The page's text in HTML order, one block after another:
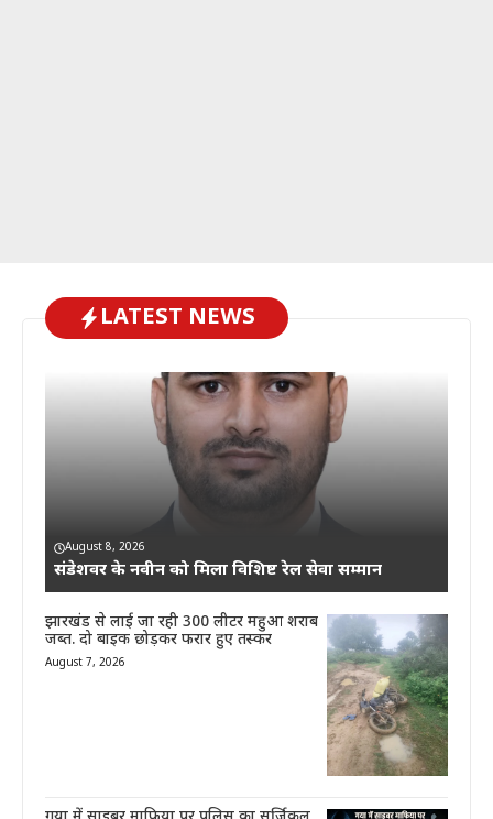
LATEST NEWS
August 8, 2026
संडेशवर के नवीन को मिला विशिष्ट रेल सेवा सम्मान
झारखंड से लाई जा रही 300 लीटर महुआ शराब
जब्त. दो बाइक छोड़कर फरार हुए तस्कर
August 7, 2026